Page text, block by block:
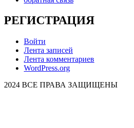
РЕГИСТРАЦИЯ
Войти
Лента записей
Лента комментариев
WordPress.org
2024 ВСЕ ПРАВА ЗАЩИЩЕНЫ